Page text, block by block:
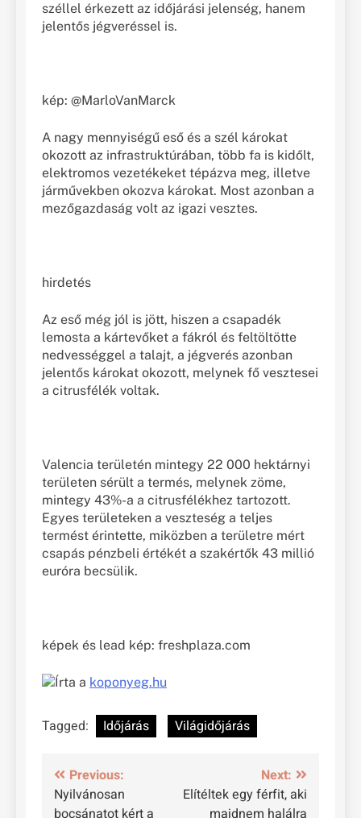
széllel érkezett az időjárási jelenség, hanem
jelentős jégveréssel is.
kép: @MarloVanMarck
A nagy mennyiségű eső és a szél károkat
okozott az infrastruktúrában, több fa is kidőlt,
elektromos vezetékeket tépázva meg, illetve
járművekben okozva károkat. Most azonban a
mezőgazdaság volt az igazi vesztes.
hirdetés
Az eső még jól is jött, hiszen a csapadék
lemosta a kártevőket a fákról és feltöltötte
nedvességgel a talajt, a jégverés azonban
jelentős károkat okozott, melynek fő vesztesei
a citrusfélék voltak.
Valencia területén mintegy 22 000 hektárnyi
területen sérült a termés, melynek zöme,
mintegy 43%-a a citrusfélékhez tartozott.
Egyes területeken a veszteség a teljes
termést érintette, miközben a területre mért
csapás pénzbeli értékét a szakértők 43 millió
euróra becsülik.
képek és lead kép: freshplaza.com
Írta a koponyeg.hu
Tagged: Időjárás Világidőjárás
Bejegyzés
navigáció
Previous:
Nyilvánosan
Next:
Elítéltek egy férfit, aki